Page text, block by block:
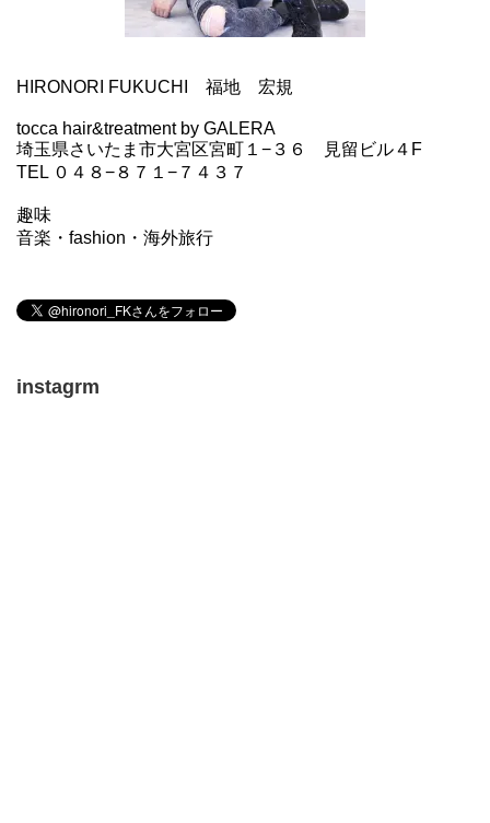
HIRONORI FUKUCHI 福地 宏規
tocca hair&treatment by GALERA
埼玉県さいたま市大宮区宮町１−３６ 見留ビル４F
TEL ０４８−８７１−７４３７
趣味
音楽・fashion・海外旅行
instagrm